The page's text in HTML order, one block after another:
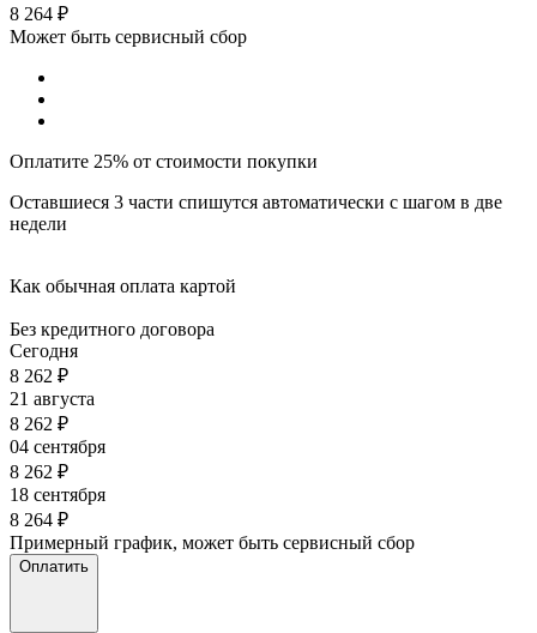
8 264 ₽
Может быть сервисный сбор
Оплатите 25% от стоимости покупки
Оставшиеся 3 части спишутся автоматически с шагом в две
недели
Как обычная оплата картой
Без кредитного договора
Сегодня
8 262 ₽
21 августа
8 262 ₽
04 сентября
8 262 ₽
18 сентября
8 264 ₽
Примерный график, может быть сервисный сбор
Оплатить